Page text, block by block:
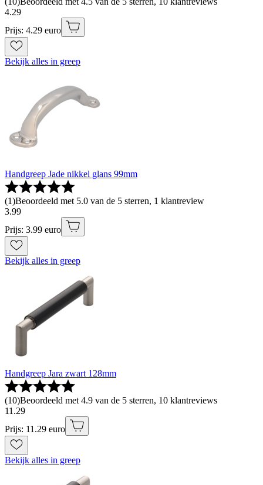
4.29
Prijs: 4.29 euro
Bekijk alles in greep
Handgreep Jade nikkel glans 99mm
(1)Beoordeeld met 5.0 van de 5 sterren, 1 klantreview
3.99
Prijs: 3.99 euro
Bekijk alles in greep
Handgreep Jara zwart 128mm
(10)Beoordeeld met 4.9 van de 5 sterren, 10 klantreviews
11 .29
Prijs: 11.29 euro
Bekijk alles in greep